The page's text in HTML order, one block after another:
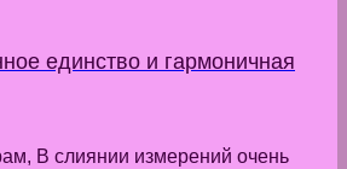
единство и гармоничная
В слиянии измерений очень